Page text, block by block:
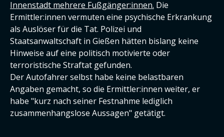
Innenstadt mehrere Fußgänger:innen. Die
Ermittler:innen vermuten eine psychische Erkrankung
als Auslöser für die Tat. Polizei und
Staatsanwaltschaft in Gießen hätten bislang keine
Hinweise auf eine politisch motivierte oder
terroristische Straftat gefunden.
Der Autofahrer selbst habe keine belastbaren
Angaben gemacht, so die Ermittler:innen weiter, er
habe "kurz nach seiner Festnahme lediglich
zusammenhangslose Aussagen" getätigt.